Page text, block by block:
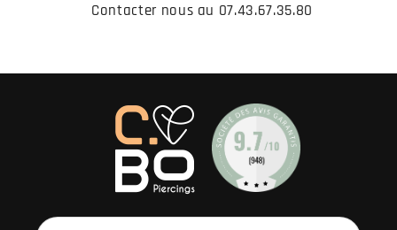
Contacter nous au 07.43.67.35.80